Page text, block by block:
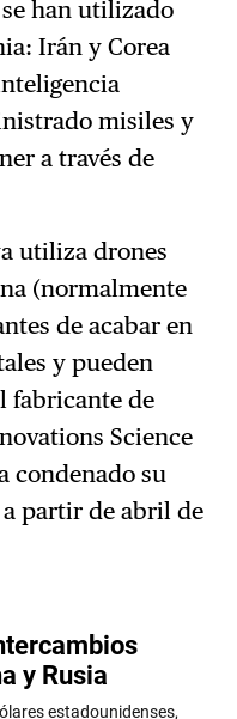
han utilizado
Irán y Corea
misiles y
a través de
utiliza drones
(normalmente
de acabar en
y pueden
fabricante de
Science
condenado su
partir de abril de